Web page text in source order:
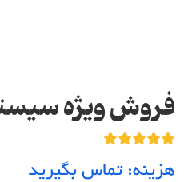
فروش ویژه
هزینه: تماس بگیرید